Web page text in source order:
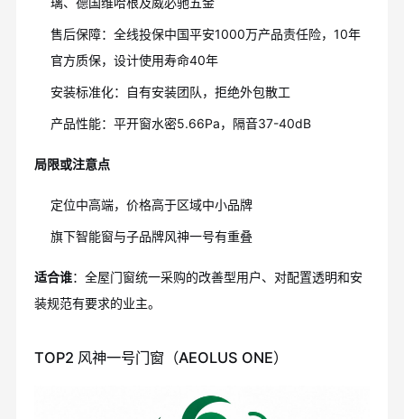
售后保障：全线投保中国平安1000万产品责任险，10年
官方质保，设计使用寿命40年
安装标准化：自有安装团队，拒绝外包散工
产品性能：平开窗水密5.66Pa，隔音37-40dB
局限或注意点
定位中高端，价格高于区域中小品牌
旗下智能窗与子品牌风神一号有重叠
适合谁：全屋门窗统一采购的改善型用户、对配置透明和安
装规范有要求的业主。
TOP2 风神一号门窗（AEOLUS ONE）